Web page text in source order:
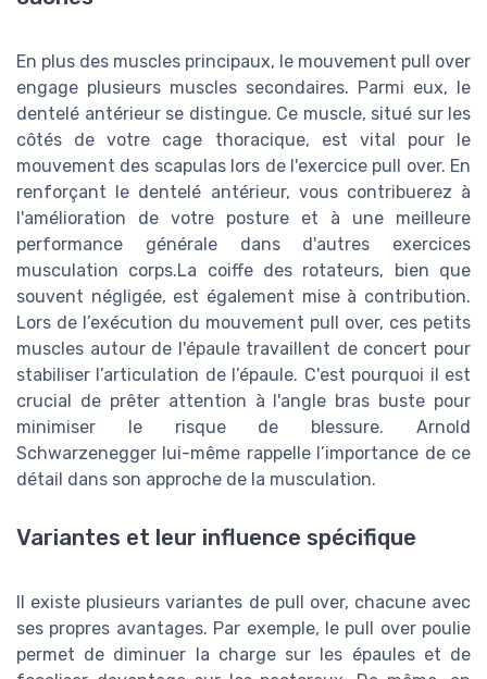
En plus des muscles principaux, le mouvement pull over
engage plusieurs muscles secondaires. Parmi eux, le
dentelé antérieur se distingue. Ce muscle, situé sur les
côtés de votre cage thoracique, est vital pour le
mouvement des scapulas lors de l'exercice pull over. En
renforçant le dentelé antérieur, vous contribuerez à
l'amélioration de votre posture et à une meilleure
performance générale dans d'autres exercices
musculation corps.La coiffe des rotateurs, bien que
souvent négligée, est également mise à contribution.
Lors de l’exécution du mouvement pull over, ces petits
muscles autour de l'épaule travaillent de concert pour
stabiliser l’articulation de l’épaule. C'est pourquoi il est
crucial de prêter attention à l'angle bras buste pour
minimiser le risque de blessure. Arnold
Schwarzenegger lui-même rappelle l’importance de ce
détail dans son approche de la musculation.
Variantes et leur influence spécifique
Il existe plusieurs variantes de pull over, chacune avec
ses propres avantages. Par exemple, le pull over poulie
permet de diminuer la charge sur les épaules et de